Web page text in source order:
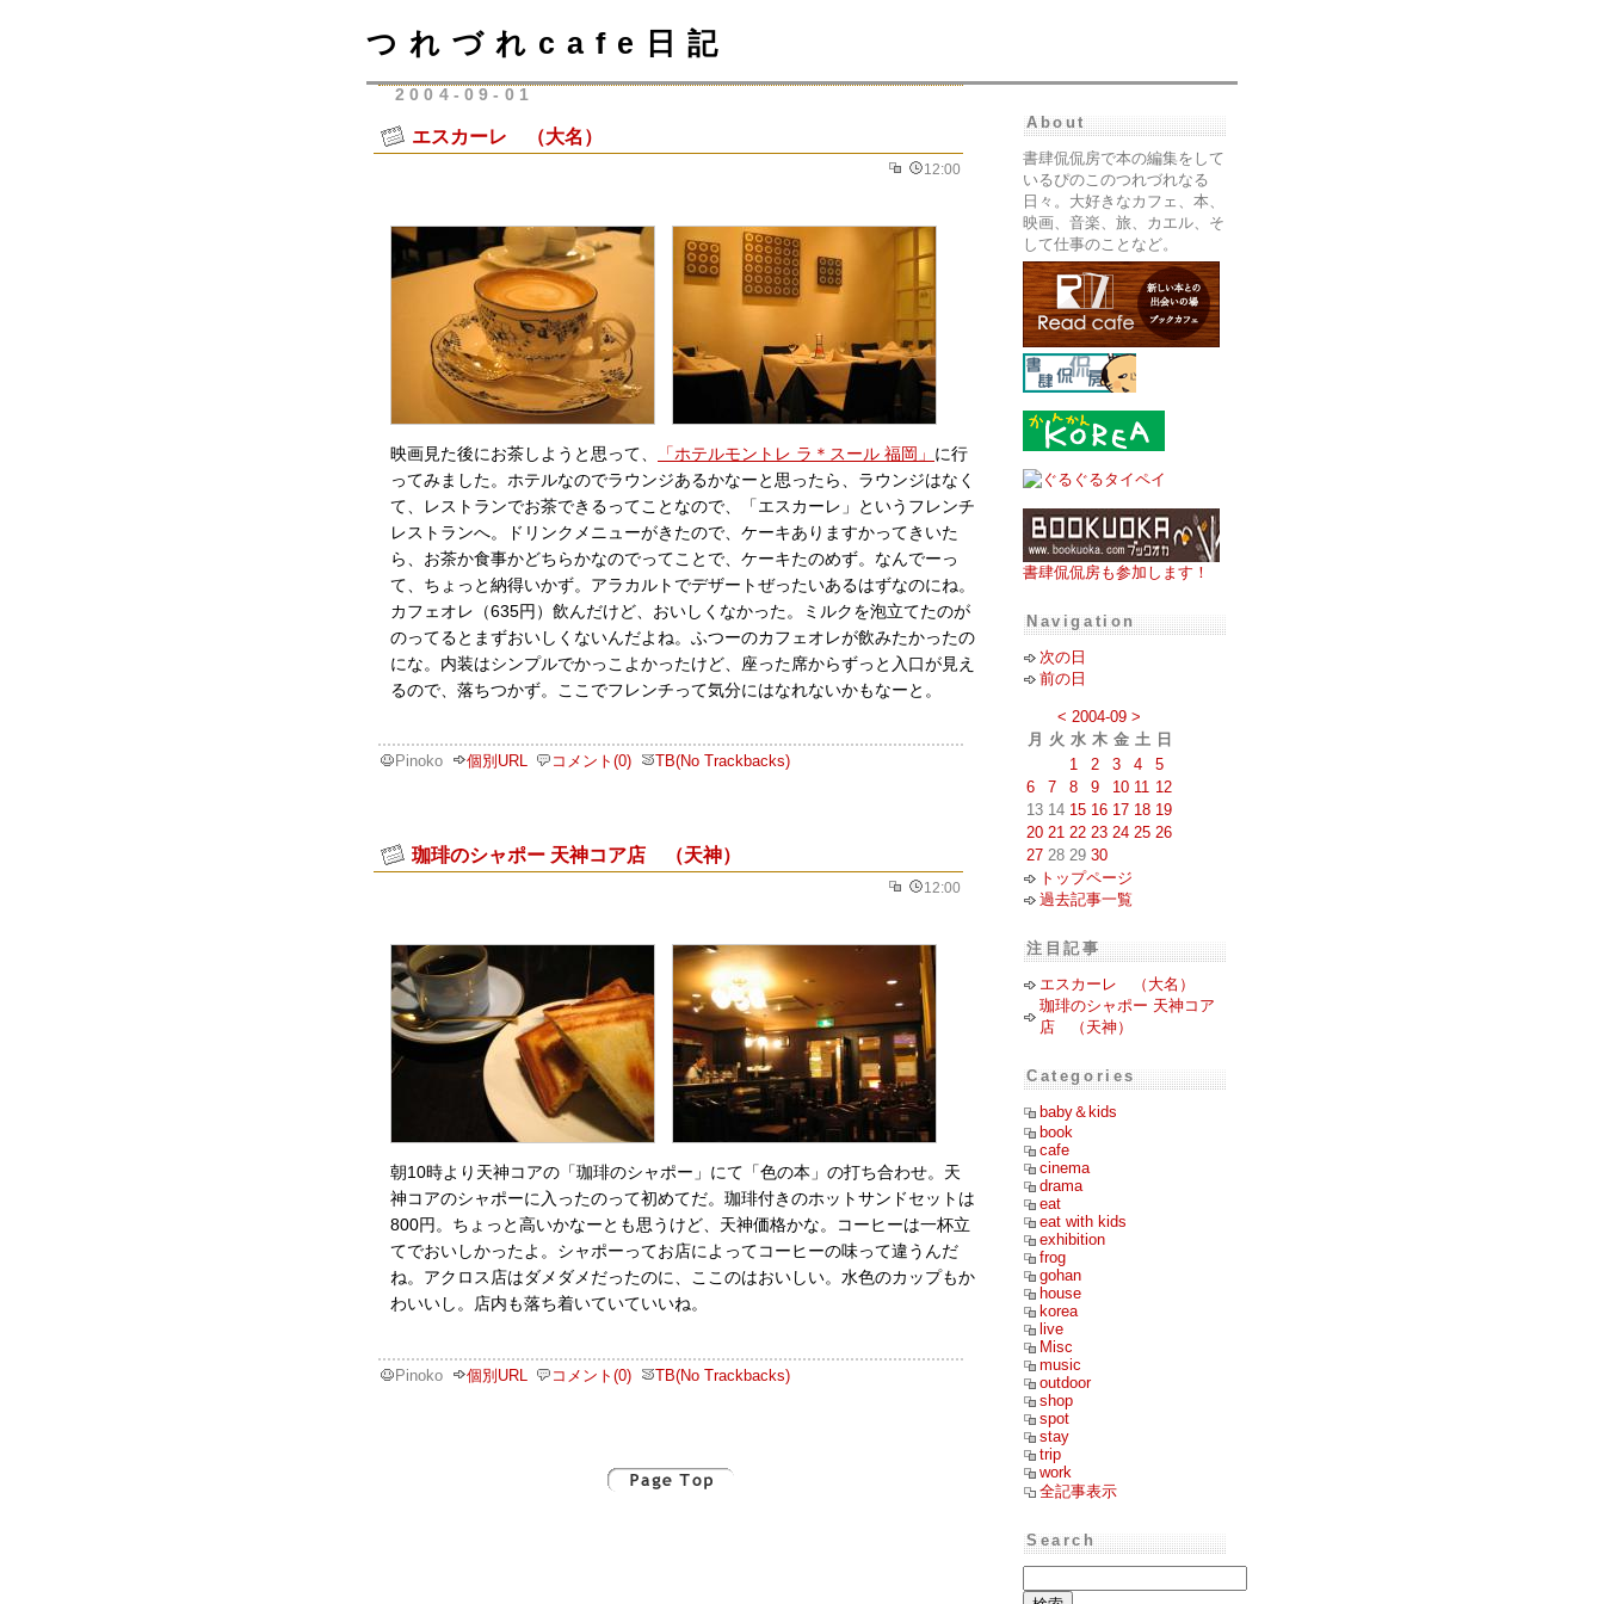
つれづれcafe日記
2004-09-01
エスカーレ （大名）
12:00
映画見た後にお茶しようと思って、 「ホテルモントレ ラ＊スール 福岡」 に行
ってみました。ホテルなのでラウンジあるかなーと思ったら、ラウンジはなく
て、レストランでお茶できるってことなので、「エスカーレ」というフレンチ
レストランへ。ドリンクメニューがきたので、ケーキありますかってきいた
ら、お茶か食事かどちらかなのでってことで、ケーキたのめず。なんでーっ
て、ちょっと納得いかず。アラカルトでデザートぜったいあるはずなのにね。
カフェオレ（635円）飲んだけど、おいしくなかった。ミルクを泡立てたのが
のってるとまずおいしくないんだよね。ふつーのカフェオレが飲みたかったの
にな。内装はシンプルでかっこよかったけど、座った席からずっと入口が見え
るので、落ちつかず。ここでフレンチって気分にはなれないかもなーと。
Pinoko 個別URL コメント(0) TB(No Trackbacks)
珈琲のシャポー 天神コア店 （天神）
12:00
朝10時より天神コアの「珈琲のシャポー」にて「色の本」の打ち合わせ。天
神コアのシャポーに入ったのって初めてだ。珈琲付きのホットサンドセットは
800円。ちょっと高いかなーとも思うけど、天神価格かな。コーヒーは一杯立
てでおいしかったよ。シャポーってお店によってコーヒーの味って違うんだ
ね。アクロス店はダメダメだったのに、ここのはおいしい。水色のカップもか
わいいし。店内も落ち着いていていいね。
Pinoko 個別URL コメント(0) TB(No Trackbacks)
About
書肆侃侃房で本の編集をして
いるぴのこのつれづれなる
日々。大好きなカフェ、本、
映画、音楽、旅、カエル、そ
して仕事のことなど。
書肆侃侃房も参加します！
Navigation
次の日
前の日
< 2004-09 >
月
火 水 木 金 土 日
1
2 3 4
5
6
7 8 9 10 11 12
13 14 15 16 17 18 19
20 21 22 23 24 25 26
27 28 29 30
トップページ
過去記事一覧
注目記事
エスカーレ （大名）
珈琲のシャポー 天神コア
店 （天神）
Categories
baby＆kids
book
cafe
cinema
drama
eat
eat with kids
exhibition
frog
gohan
house
korea
live
Misc
music
outdoor
shop
spot
stay
trip
work
全記事表示
Search